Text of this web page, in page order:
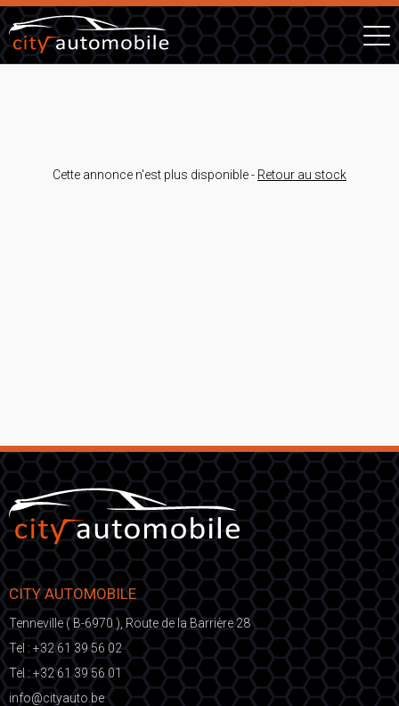
Cette annonce n'est plus disponible - Retour au stock
CITY AUTOMOBILE
Tenneville ( B-6970 ), Route de la Barrière 28
Tel : +32 61 39 56 02
Tel : +32 61 39 56 01
eb.otuayt
ic@o
fni